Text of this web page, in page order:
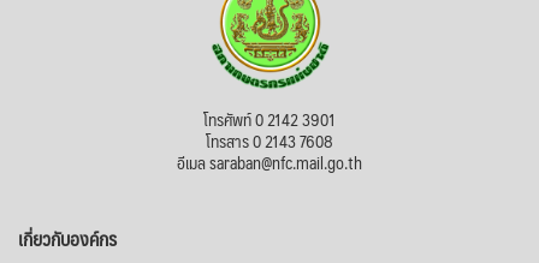
โทรศัพท์ 0 2142 3901
โทรสาร 0 2143 7608
อีเมล saraban@nfc.mail.go.th
เกี่ยวกับองค์กร